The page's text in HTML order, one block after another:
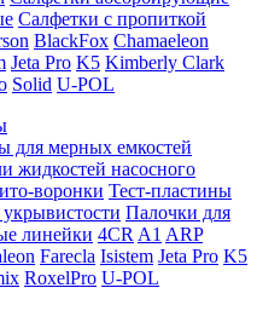
Салфетки с пропиткой
BlackFox Chamaeleon
Jeta Pro K5 Kimberly Clark
Solid U-POL
для мерных емкостей
жидкостей насосного
воронки Тест-пластины
Палочки для
линейки 4CR A1 ARP
Farecla Isistem Jeta Pro K5
RoxelPro U-POL